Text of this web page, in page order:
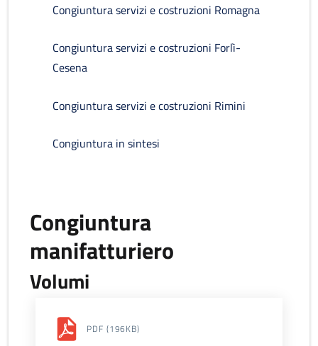
Congiuntura servizi e costruzioni Romagna
Congiuntura servizi e costruzioni Forlì-
Cesena
Congiuntura servizi e costruzioni Rimini
Congiuntura in sintesi
Congiuntura
manifatturiero
Volumi
PDF (196KB)